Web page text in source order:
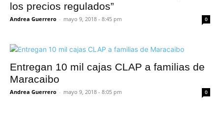
los precios regulados”
Andrea Guerrero - mayo 9, 2018 - 8:45 pm 0
Entregan 10 mil cajas CLAP a familias de
Maracaibo
Andrea Guerrero - mayo 9, 2018 - 8:05 pm 0